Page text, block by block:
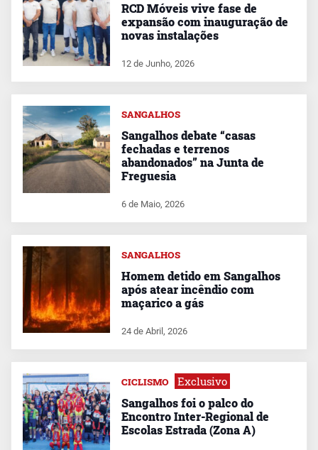
RCD Móveis vive fase de
expansão com inauguração de
novas instalações
12 de Junho, 2026
SANGALHOS
Sangalhos debate “casas
fechadas e terrenos
abandonados” na Junta de
Freguesia
6 de Maio, 2026
SANGALHOS
Homem detido em Sangalhos
após atear incêndio com
maçarico a gás
24 de Abril, 2026
CICLISMO Exclusivo
Sangalhos foi o palco do
Encontro Inter-Regional de
Escolas Estrada (Zona A)